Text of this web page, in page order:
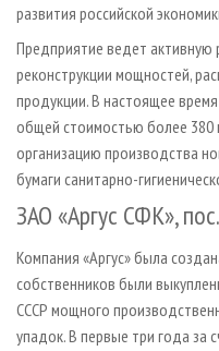
развития российской
Предприятие ведет активную
реконструкции мощностей,
продукции. В настоящее
общей стоимостью более 380
организацию производства
бумаги санитарно-
ЗАО «Аргус СФК»,
Компания «Аргус» была
собственников были
СССР мощного
упадок. В первые три года за